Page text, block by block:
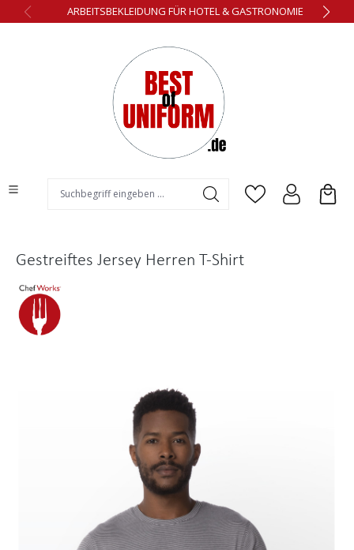
springenARBEITSBEKLEIDUNG FÜR HOTEL & GASTRONOMIE
Gestreiftes Jersey Herren T-Shirt